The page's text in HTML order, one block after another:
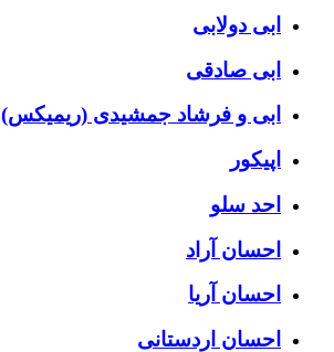
ابی دولابی
ابی صادقی
ابی و فرشاد جمشیدی (ریمیکس)
اپیکور
احد سلو
احسان آراد
احسان آریا
احسان اردستانی